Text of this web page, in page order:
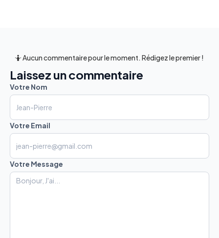
🤷 Aucun commentaire pour le moment. Rédigez le premier !
Laissez un commentaire
Votre Nom
Votre Email
Votre Message